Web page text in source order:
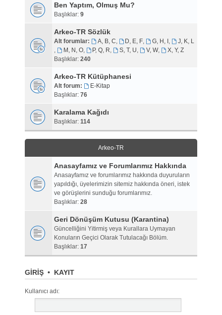
Ben Yaptım, Olmuş Mu?
Başlıklar: 9
Arkeo-TR Sözlük
Alt forumlar: A, B, C, D, E, F, G, H, I ,
J, K, L
,
M, N, O, P, Q, R, S, T, U, V, W,
X, Y, Z
Başlıklar: 240
Arkeo-TR Kütüphanesi
Alt forum:
E-Kitap
Başlıklar: 76
Karalama Kağıdı
Başlıklar: 114
Arkeo-TR
Anasayfamız ve Forumlarımız Hakkında
Anasayfamız ve forumlarımız hakkında duyuruların
yapıldığı, üyelerimizin sitemiz hakkında öneri, istek
ve görüşlerini sunduğu forumlarımız.
Başlıklar: 28
Geri Dönüşüm Kutusu (Karantina)
Güncelliğini Yitirmiş veya Kurallara Uymayan
Konuların Geçici Olarak Tutulacağı Bölüm.
Başlıklar: 17
GIRIŞ• KAYIT
Kullanıcı adı: